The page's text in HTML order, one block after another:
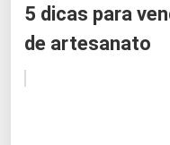
5 dicas para
de artesanato